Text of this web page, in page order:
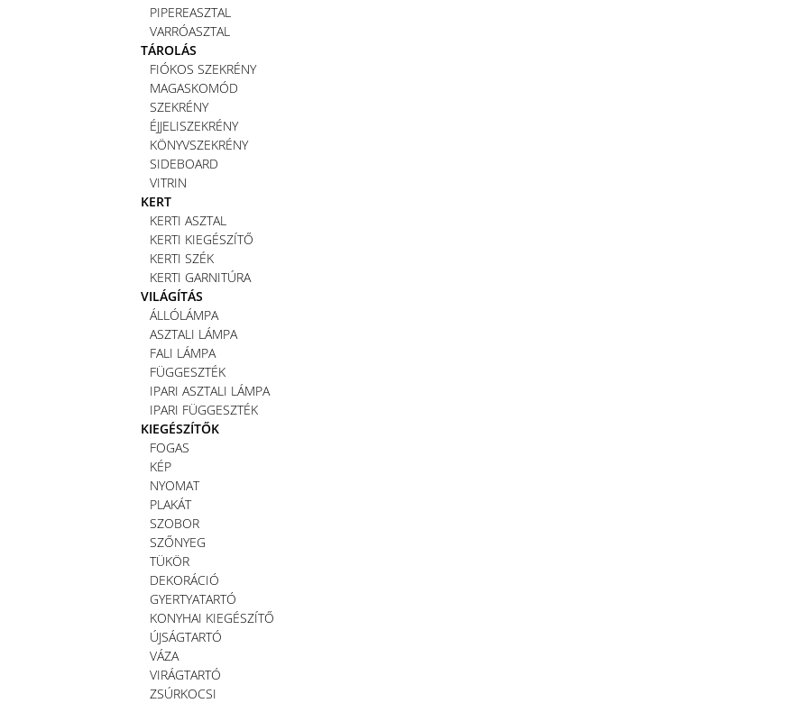
PIPEREASZTAL
VARRÓASZTAL
TÁROLÁS
FIÓKOS SZEKRÉNY
MAGASKOMÓD
SZEKRÉNY
ÉJJELISZEKRÉNY
KÖNYVSZEKRÉNY
SIDEBOARD
VITRIN
KERT
KERTI ASZTAL
KERTI KIEGÉSZÍTŐ
KERTI SZÉK
KERTI GARNITÚRA
VILÁGÍTÁS
ÁLLÓLÁMPA
ASZTALI LÁMPA
FALI LÁMPA
FÜGGESZTÉK
IPARI ASZTALI LÁMPA
IPARI FÜGGESZTÉK
KIEGÉSZÍTŐK
FOGAS
KÉP
NYOMAT
PLAKÁT
SZOBOR
SZŐNYEG
TÜKÖR
DEKORÁCIÓ
GYERTYATARTÓ
KONYHAI KIEGÉSZÍTŐ
ÚJSÁGTARTÓ
VÁZA
VIRÁGTARTÓ
ZSÚRKOCSI